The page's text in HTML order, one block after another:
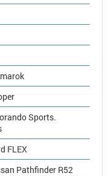
Sports.
FLEX
Pathfinder R52